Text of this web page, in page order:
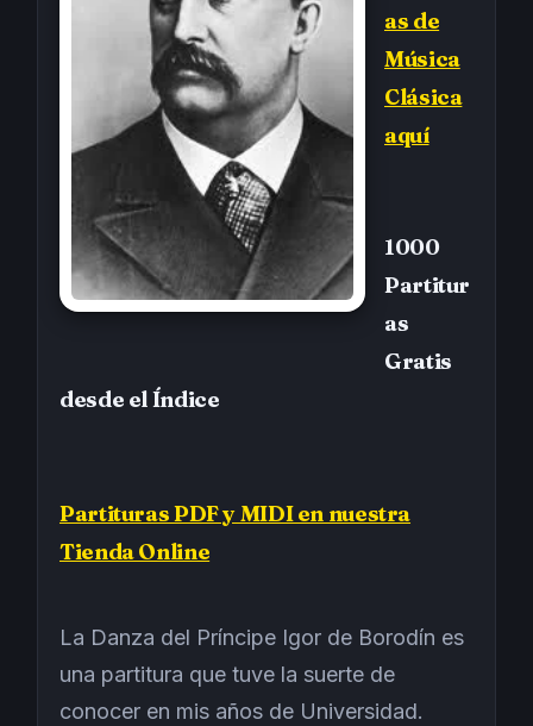
as de
Música
Clásica
aquí
1000
Partitur
as
Gratis
desde el Índice
Partituras PDF y MIDI en nuestra
Tienda Online
La Danza del Príncipe Igor de Borodín es
una partitura que tuve la suerte de
conocer en mis años de Universidad.